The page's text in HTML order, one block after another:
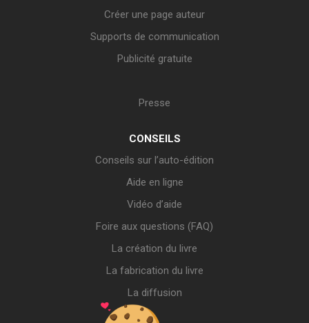
Créer une page auteur
Supports de communication
Publicité gratuite
Presse
CONSEILS
Conseils sur l’auto-édition
Aide en ligne
Vidéo d’aide
Foire aux questions (FAQ)
La création du livre
La fabrication du livre
La diffusion